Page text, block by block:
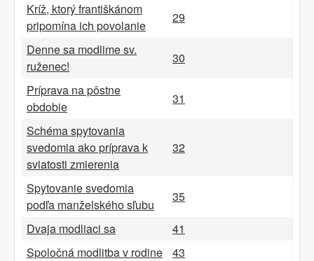
Kríž, ktorý františkánom
pripomína ich povolanie
29
Denne sa modlime sv.
ruženec!
30
Príprava na pôstne
obdobie
31
Schéma spytovania
svedomia ako príprava k
sviatosti zmierenia
32
Spytovanie svedomia
podľa manželského sľubu
35
Dvaja modliaci sa
41
Spoločná modlitba v rodine
43